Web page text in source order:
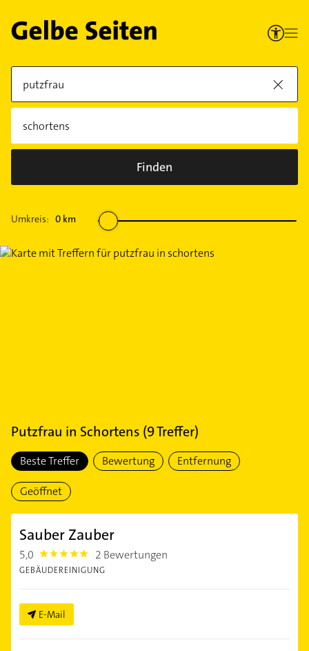
Finden
Umkreis: 0 km
Putzfrau in Schortens (9Treffer)
Beste Treffer Bewertung Entfernung
Geöffnet
Sauber Zauber
5,0 5.0 2 Bewertungen
GEBÄUDEREINIGUNG
E-Mail